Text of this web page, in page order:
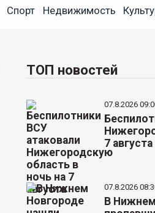
Спорт Недвижимость
ТОП новостей
07.8.2026
7 августа
07.8.2026
В